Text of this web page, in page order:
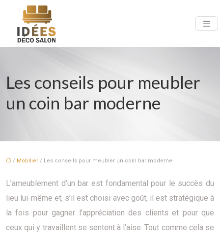
Les conseils pour meubler
un coin bar moderne
/ Mobilier / Les conseils pour meubler un coin bar moderne
L’ameublement d’un bar est fondamental pour le succès du
lieu lui-même et, s’il est choisi avec goût, il est stratégique à
la fois pour gagner l’appréciation des clients et pour que
ceux qui y travaillent se sentent à l’aise. Tout comme cela se